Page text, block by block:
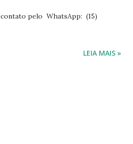
meditação para cada dia do
ilustrações, histórias
a mais de 15 anos. Escreveu o
pelo WhatsApp: (15)
LEIA MAIS »